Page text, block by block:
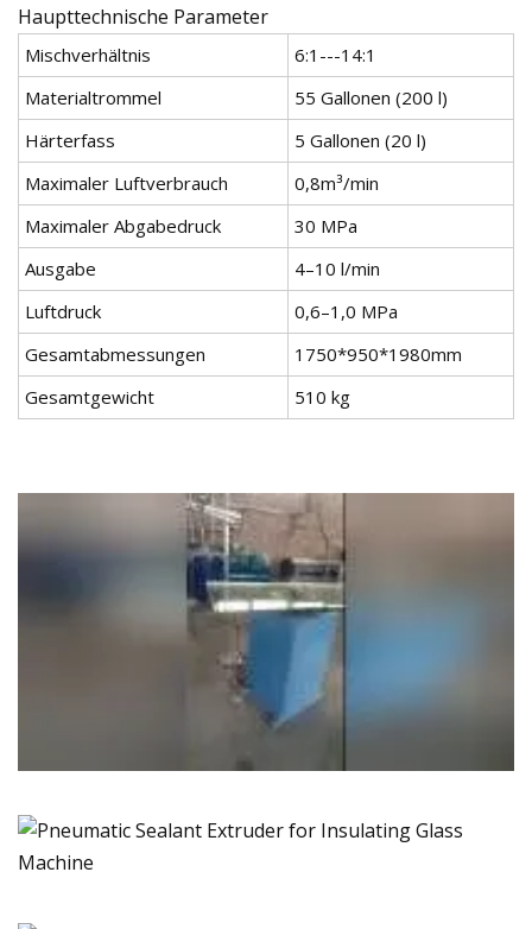
Haupttechnische Parameter
Mischverhältnis
6:1---14:1
Materialtrommel
55 Gallonen (200 l)
Härterfass
5 Gallonen (20 l)
Maximaler Luftverbrauch
0,8m³/min
Maximaler Abgabedruck
30 MPa
Ausgabe
4–10 l/min
Luftdruck
0,6–1,0 MPa
Gesamtabmessungen
1750*950*1980mm
Gesamtgewicht
510 kg